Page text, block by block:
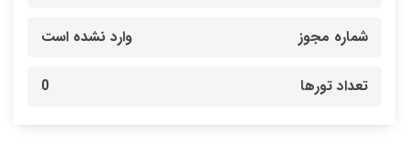
شماره مجوز وارد نشده است
تعداد تورها 0